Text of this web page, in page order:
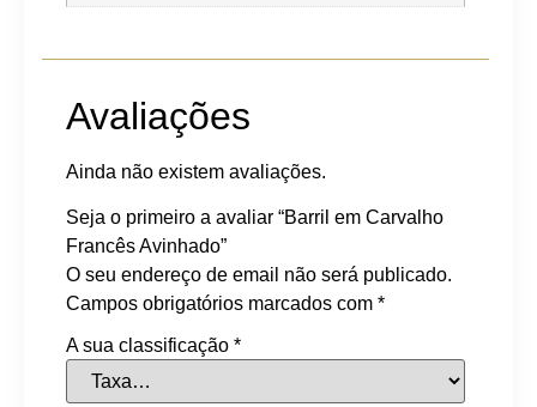
Avaliações
Ainda não existem avaliações.
Seja o primeiro a avaliar “Barril em Carvalho
Francês Avinhado”
O seu endereço de email não será publicado.
Campos obrigatórios marcados com *
A sua classificação *